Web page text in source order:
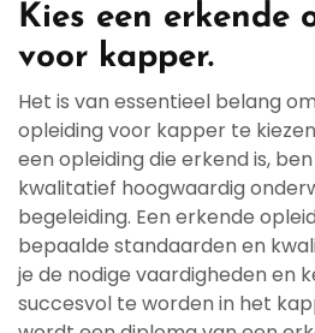
Kies een erkende
voor kapper.
Het is van essentieel belang
opleiding voor kapper te
een opleiding die erkend is,
kwalitatief hoogwaardig
begeleiding. Een erkende
bepaalde standaarden en
je de nodige vaardigheden en
succesvol te worden in het